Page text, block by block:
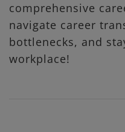
comprehensive
navigate career
bottlenecks, and
workplace!